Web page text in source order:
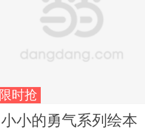
限时抢
小小的勇气系列绘本